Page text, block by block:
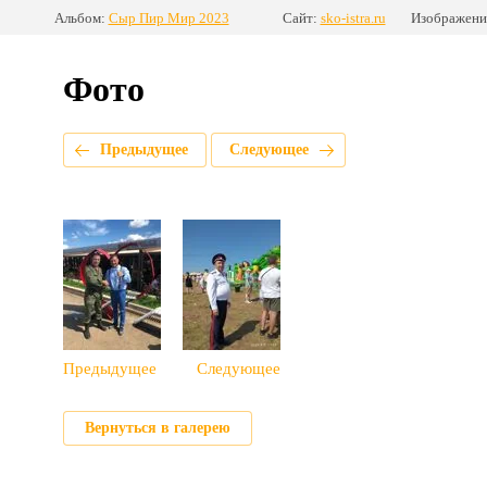
Альбом: Сыр Пир Мир 2023 Сайт: sko-istra.ru
Фото
Предыдущее Следующее
Предыдущее Следующее
Вернуться в галерею